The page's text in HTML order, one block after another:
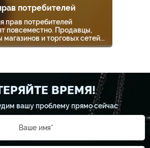
потребителей
прав потребителей
повсеместно. Продавцы,
магазинов и торговых сетей...
ВРЕМЯ!
вашу проблему прямо сейчас
Ваше имя*